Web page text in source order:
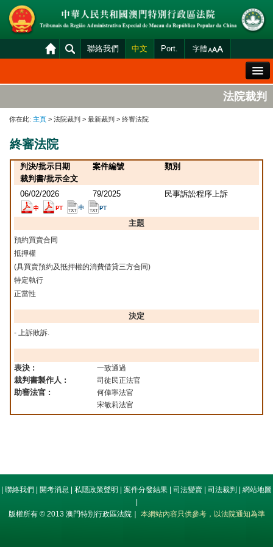
聯絡我們 中文 Port. 字體
法院概況
司法變賣
統計資料
下載區
法院電子平台
法院裁判
你在此: 主頁 > 法院裁判 > 最新裁判 > 終審法院
終審法院
判決/批示日期 案件編號
類別
裁判書/批示全文
06/02/2026
79/2025 民事訴訟程序上訴
主題
預約買賣合同
抵押權
(具買賣預約及抵押權的消費借貸三方合同)
特定執行
正當性
決定
- 上訴敗訴.
表決 : 一致通過
裁判書製作人 : 司徒民正法官
助審法官 :
何偉寧法官
宋敏莉法官
聯絡我們 開考消息 私隱政策聲明 案件分發結果 司法變賣 司法裁判
網站地圖
版權所有 © 2013 澳門特別行政區法院｜ 本網站內容只供參考，以法院通知為準